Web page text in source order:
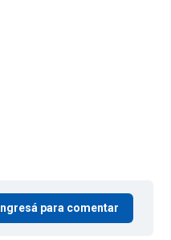
Ingresá para comentar